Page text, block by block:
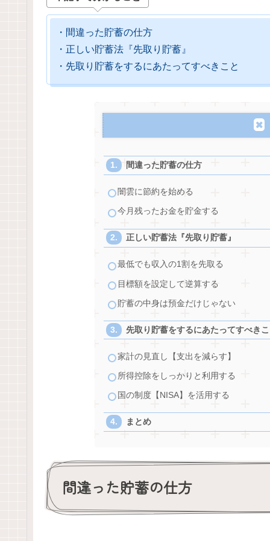
・間違った貯蓄の仕方
・正しい貯蓄法『先取り貯蓄』
・先取り貯蓄をするにあたってすべきこと
間違った貯蓄の仕方
闇雲に節約を始める
今月残ったお金を貯金する
正しい貯蓄法『先取り貯蓄』
最低でも収入の1割を先取る
目標額を設定して逆算する
貯蓄の中身は預金だけじゃない
先取り貯蓄をするにあたってすべき
家計の見直し【支出を減らす】
所得控除をしっかりと利用する
国の制度【NISA】を活用する
まとめ
間違った貯蓄の仕方